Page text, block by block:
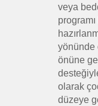
veya
yönünde
önüne
olarak
düzeye